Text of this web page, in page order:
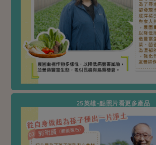
調理食材・點心
調味醬料/南北貨 烘焙
休閒零嘴 沖泡飲品
保健食品
美妝保養 個人清潔
家庭清潔
湯品．鍋物
涼拌沙拉
飲品
主題食譜
合作25-精選產品第三彈
更多當季產品
議題活動
主婦聯盟X樂齡網特約優惠案
2024農業發展計畫年度報告
更多議題活動
減硝酸鹽 惜食
非基改運動 支持本土農糧
廢核運動 能源議題
減添加物 減塑減廢
公益金 食農教育
更多議題
生活者e週報
自主把關
檢驗報告
硝酸鹽檢驗
社員權益
社務專區
選舉專區
25英雄~點照片看更多產品